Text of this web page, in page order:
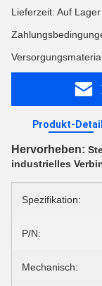
Lieferzeit: Auf Lager
Produkt-
Hervorheben:
industrielles
Spezifikation:
P/N:
Mechanisch: